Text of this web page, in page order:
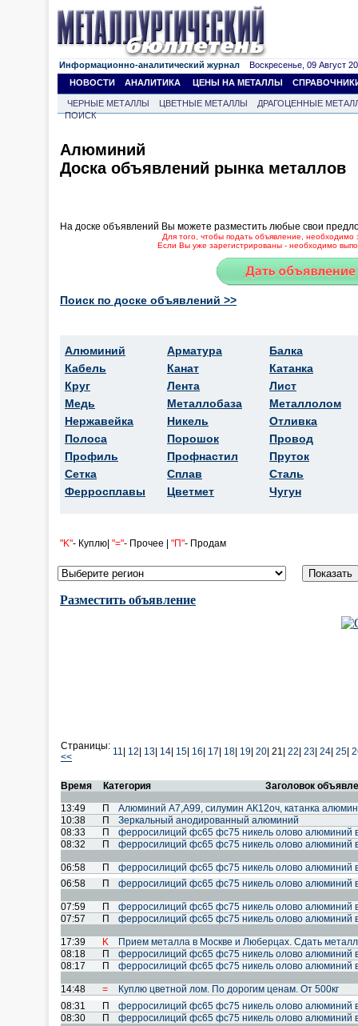
Информационно-аналитический журнал Воскресенье, 09 Август
НОВОСТИ
АНАЛИТИКА ЦЕНЫ НА МЕТАЛЛЫ
ЧЕРНЫЕ МЕТАЛЛЫ ЦВЕТНЫЕ МЕТАЛЛЫ
ДРАГОЦЕННЫЕ
ПОИСК
Алюминий
Доска объявлений рынка металлов
На доске объявлений Вы можете разместить любые свои
Для того, чтобы подать объявление, необходимо
Если Вы уже зарегистрированы - необходимо
Поиск по доске объявлений >>
Алюминий
Кабель
Круг
Медь
Нержавейка
Полоса
Профиль
Сетка
Ферросплавы
Арматура
Канат
Лента
Металлобаза
Никель
Порошок
Профнастил
Сплав
Цветмет
Балка
Катанка
Лист
Металлолом
Отливка
Провод
Пруток
Сталь
Чугун
"K"- Куплю| "="- Прочее | "П"- Продам
Разместить объявление
Страницы:
<<
11 12 13 14 15 16 17 18 19 20 21| 22 23 24 25
Время Категория
Заголовок
13:49
П
Алюминий А7,А99, силумин АК12оч, катанка
10:38
П
Зеркальный анодированный алюминий
08:33
П
ферросилиций фс65 фс75 никель олово алюминий
08:32
П ферросилиций фс65 фс75 никель олово алюминий
06:58 П
ферросилиций фс65 фс75 никель олово алюминий
06:58
П ферросилиций фс65 фс75 никель олово алюминий
07:59 П
ферросилиций фс65 фс75 никель олово алюминий
07:57
П ферросилиций фс65 фс75 никель олово алюминий
17:39 K
Прием металла в Москве и Люберцах. Сдать
08:18
П
ферросилиций фс65 фс75 никель олово алюминий
08:17
П ферросилиций фс65 фс75 никель олово алюминий
14:48 =
Куплю цветной лом. По дорогим ценам. От 500кг
08:31
П
ферросилиций фс65 фс75 никель олово алюминий
08:30
П ферросилиций фс65 фс75 никель олово алюминий